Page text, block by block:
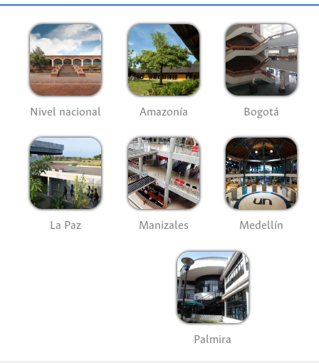
Nivel nacional Amazonía Bogotá
La Paz Manizales Medellín
Palmira